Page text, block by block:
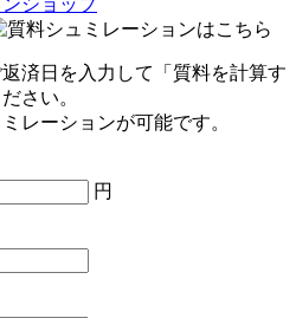
済日を入力して「質料を計算す
さい。
レーションが可能です。
円